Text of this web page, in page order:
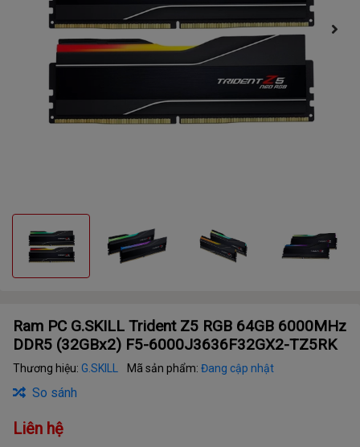
Ram PC G.SKILL Trident Z5 RGB 64GB 6000MHz
DDR5 (32GBx2) F5-6000J3636F32GX2-TZ5RK
Thương hiệu: G.SKILL Mã sản phẩm: Đang cập nhật
So sánh
Liên hệ